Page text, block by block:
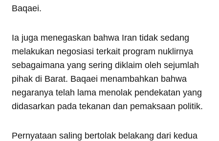
Baqaei.
Ia juga menegaskan bahwa Iran tidak sedang
melakukan negosiasi terkait program nuklirnya
sebagaimana yang sering diklaim oleh sejumlah
pihak di Barat. Baqaei menambahkan bahwa
negaranya telah lama menolak pendekatan yang
didasarkan pada tekanan dan pemaksaan politik.
Pernyataan saling bertolak belakang dari kedua